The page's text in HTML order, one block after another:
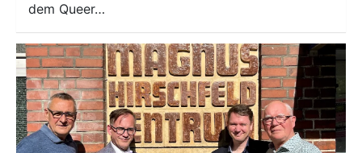
dem Queer…